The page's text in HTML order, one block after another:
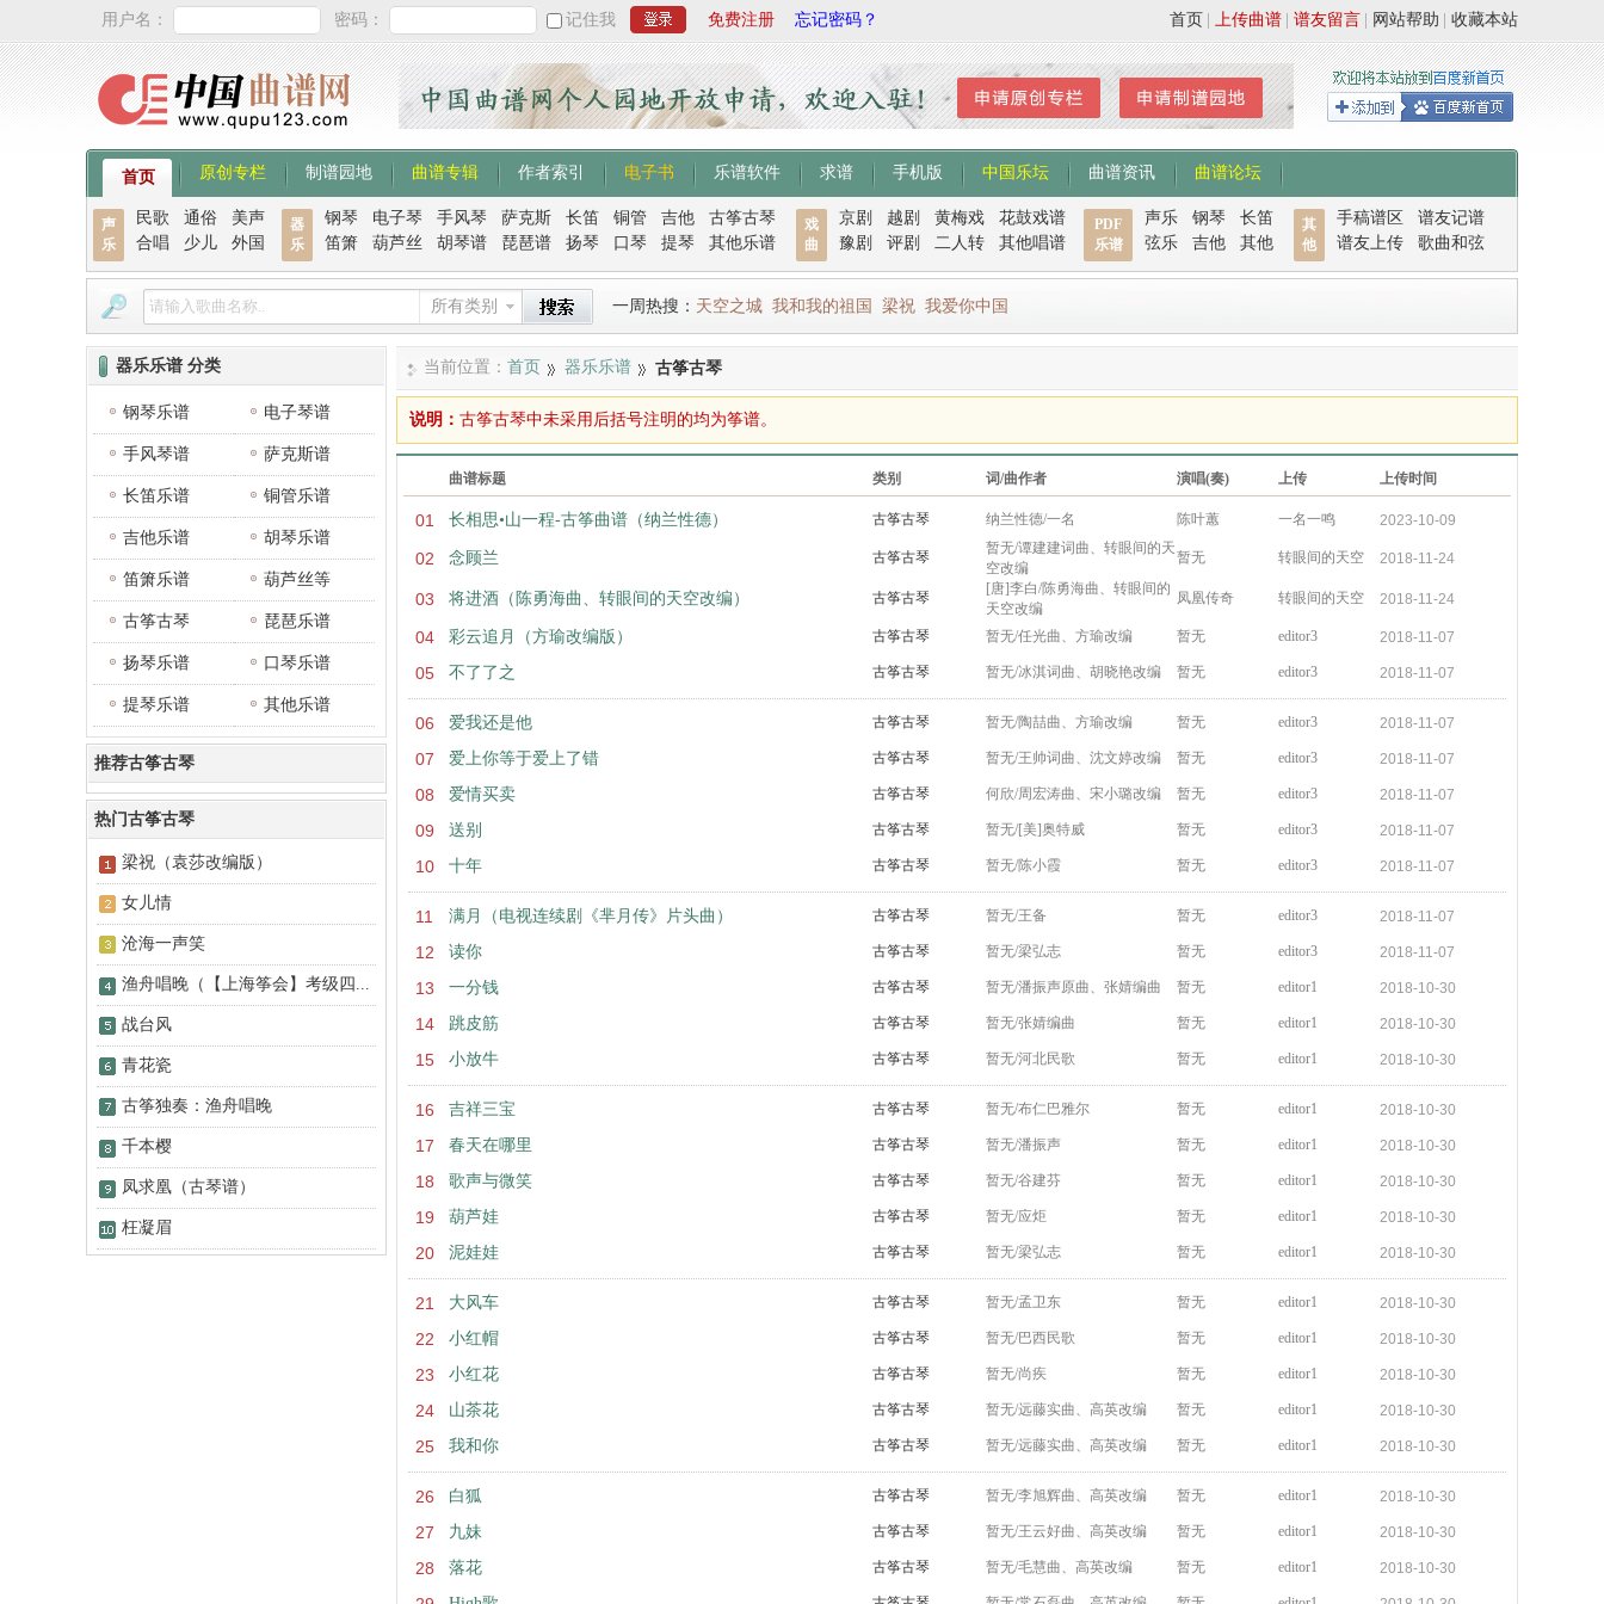
用户名： 密码： 记住我 免费注册 忘记密码？ 收藏本站
网站帮助
谱友留言
上传曲谱
首页
首页 原创专栏 制谱园地 曲谱专辑 作者索引 电子书 乐谱软件 求谱 手机版 中国乐坛 曲谱资讯 曲谱论坛
声
乐
民歌 通俗
美声
合唱
少儿 外国
器
乐
钢琴 电子琴 手风琴 萨克斯 长笛 铜管 吉他
古筝古琴
笛箫
葫芦丝 胡琴谱 琵琶谱 扬琴 口琴 提琴 其他乐谱
戏
曲
京剧 越剧 黄梅戏
花鼓戏谱
豫剧
评剧 二人转 其他唱谱
PDF
乐谱
声乐 钢琴
长笛
弦乐
吉他 其他
其
他
手稿谱区
谱友记谱
谱友上传
歌曲和弦
所有类别 一周热搜： 天空之城 我和我的祖国 梁祝 我爱你中国
当前位置： 首页 器乐乐谱 古筝古琴
说明： 古筝古琴中未采用后括号注明的均为筝谱。
曲谱标题 类别 词/曲作者 演唱(奏) 上传 上传时间
01 长相思•山一程-古筝曲谱（纳兰性德） 古筝古琴 纳兰性德/一名 陈叶蕙 一名一鸣 2023-10-09
02 念顾兰 古筝古琴
暂无/谭建建词曲、转眼间的天
空改编
暂无 转眼间的天空 2018-11-24
03 将进酒（陈勇海曲、转眼间的天空改编） 古筝古琴
[唐]李白/陈勇海曲、转眼间的
天空改编
凤凰传奇 转眼间的天空 2018-11-24
04 彩云追月（方瑜改编版） 古筝古琴 暂无/任光曲、方瑜改编 暂无 editor3 2018-11-07
05 不了了之 古筝古琴 暂无/冰淇词曲、胡晓艳改编 暂无 editor3 2018-11-07
06 爱我还是他 古筝古琴 暂无/陶喆曲、方瑜改编 暂无 editor3 2018-11-07
07 爱上你等于爱上了错 古筝古琴 暂无/王帅词曲、沈文婷改编 暂无 editor3 2018-11-07
08 爱情买卖 古筝古琴 何欣/周宏涛曲、宋小璐改编 暂无 editor3 2018-11-07
09 送别 古筝古琴 暂无/[美]奥特威 暂无 editor3 2018-11-07
10 十年 古筝古琴 暂无/陈小霞 暂无 editor3 2018-11-07
11 满月（电视连续剧《芈月传》片头曲） 古筝古琴 暂无/王备 暂无 editor3 2018-11-07
12 读你 古筝古琴 暂无/梁弘志 暂无 editor3 2018-11-07
13 一分钱 古筝古琴 暂无/潘振声原曲、张婧编曲 暂无 editor1 2018-10-30
14 跳皮筋 古筝古琴 暂无/张婧编曲 暂无 editor1 2018-10-30
15 小放牛 古筝古琴 暂无/河北民歌 暂无 editor1 2018-10-30
16 吉祥三宝 古筝古琴 暂无/布仁巴雅尔 暂无 editor1 2018-10-30
17 春天在哪里 古筝古琴 暂无/潘振声 暂无 editor1 2018-10-30
18 歌声与微笑 古筝古琴 暂无/谷建芬 暂无 editor1 2018-10-30
19 葫芦娃 古筝古琴 暂无/应炬 暂无 editor1 2018-10-30
20 泥娃娃 古筝古琴 暂无/梁弘志 暂无 editor1 2018-10-30
21 大风车 古筝古琴 暂无/孟卫东 暂无 editor1 2018-10-30
22 小红帽 古筝古琴 暂无/巴西民歌 暂无 editor1 2018-10-30
23 小红花 古筝古琴 暂无/尚疾 暂无 editor1 2018-10-30
24 山茶花 古筝古琴 暂无/远藤实曲、高英改编 暂无 editor1 2018-10-30
25 我和你 古筝古琴 暂无/远藤实曲、高英改编 暂无 editor1 2018-10-30
26 白狐 古筝古琴 暂无/李旭辉曲、高英改编 暂无 editor1 2018-10-30
27 九妹 古筝古琴 暂无/王云好曲、高英改编 暂无 editor1 2018-10-30
28 落花 古筝古琴 暂无/毛慧曲、高英改编 暂无 editor1 2018-10-30
器乐乐谱 分类
钢琴乐谱 电子琴谱
手风琴谱 萨克斯谱
长笛乐谱 铜管乐谱
吉他乐谱 胡琴乐谱
笛箫乐谱 葫芦丝等
古筝古琴 琵琶乐谱
扬琴乐谱 口琴乐谱
提琴乐谱 其他乐谱
推荐古筝古琴
热门古筝古琴
梁祝（袁莎改编版）
女儿情
沧海一声笑
渔舟唱晚（【上海筝会】考级四...
战台风
青花瓷
古筝独奏：渔舟唱晚
千本樱
凤求凰（古琴谱）
枉凝眉